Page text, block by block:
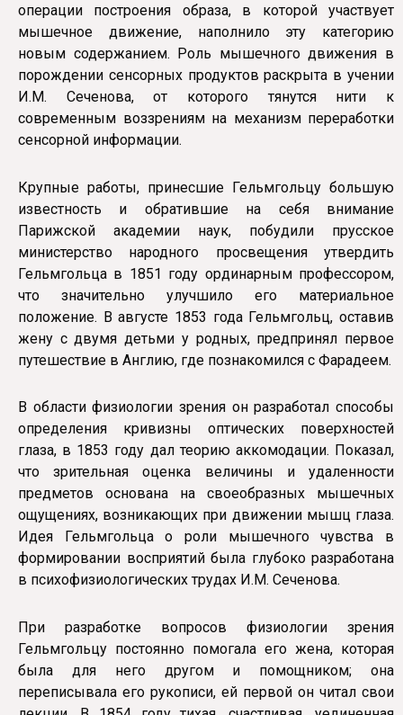
операции построения образа, в которой участвует
мышечное движение, наполнило эту категорию
новым содержанием. Роль мышечного движения в
порождении сенсорных продуктов раскрыта в учении
И.М. Сеченова, от которого тянутся нити к
современным воззрениям на механизм переработки
сенсорной информации.
Крупные работы, принесшие Гельмгольцу большую
известность и обратившие на себя внимание
Парижской академии наук, побудили прусское
министерство народного просвещения утвердить
Гельмгольца в 1851 году ординарным профессором,
что значительно улучшило его материальное
положение. В августе 1853 года Гельмгольц, оставив
жену с двумя детьми у родных, предпринял первое
путешествие в Англию, где познакомился с Фарадеем.
В области физиологии зрения он разработал способы
определения кривизны оптических поверхностей
глаза, в 1853 году дал теорию аккомодации. Показал,
что зрительная оценка величины и удаленности
предметов основана на своеобразных мышечных
ощущениях, возникающих при движении мышц глаза.
Идея Гельмгольца о роли мышечного чувства в
формировании восприятий была глубоко разработана
в психофизиологических трудах И.М. Сеченова.
При разработке вопросов физиологии зрения
Гельмгольцу постоянно помогала его жена, которая
была для него другом и помощником; она
переписывала его рукописи, ей первой он читал свои